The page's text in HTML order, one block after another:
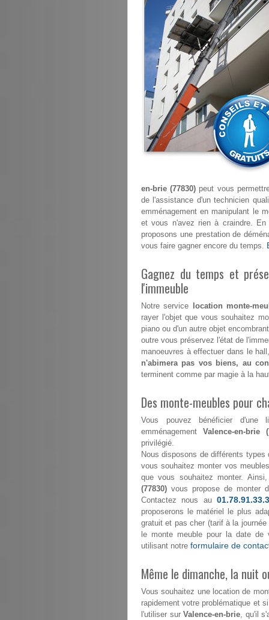
en-brie (77830) peut vous
de l'assistance d'un technicien
emménagement en manipulant le
et vous n'avez rien à craindre.
proposons une prestation de
vous faire gagner encore du temps.
Gagnez du temps et
l'immeuble
Notre service location monte-
rayer l'objet que vous souhaitez
piano ou d'un autre objet
outre vous préservez l'état de
manoeuvres à effectuer dans le
n'abimera pas vos biens, au
terminent comme par magie à la
Des monte-meubles pour
Vous pouvez bénéficier d'une
emménagement Valence-en-brie
privilégié.
Nous disposons de différents
vous souhaitez monter vos
que vous souhaitez monter.
(77830) vous propose de monter
Contactez nous au
proposerons le matériel le plus
gratuit et pas cher (tarif à la
le monte meuble pour la date de
utilisant notre formulaire de
Même le dimanche, la nuit
Vous souhaitez une location de
rapidement votre problématique et
l'utiliser surValence-en-brie, qu'il